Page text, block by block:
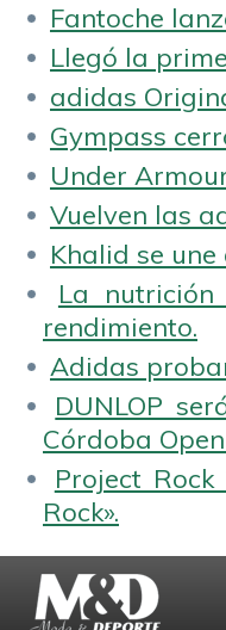
Fantoche
Llegó la
adidas
Gympass
Under
Vuelven las
Khalid se une
La
rendimiento.
Adidas
DUNLOP
Córdoba
Project
Rock».